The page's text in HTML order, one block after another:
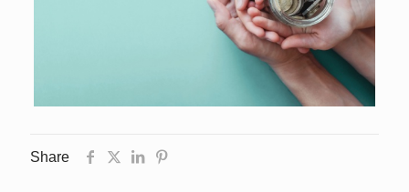
Share